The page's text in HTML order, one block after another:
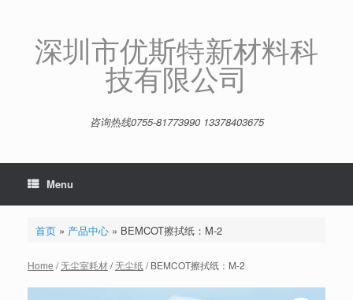
深圳市优斯特新材料科
技有限公司
咨询热线0755-81773990 13378403675
Menu
首页» 产品中心» BEMCOT擦拭纸：M-2
Home /无尘室耗材/无尘纸/ BEMCOT擦拭纸：M-2